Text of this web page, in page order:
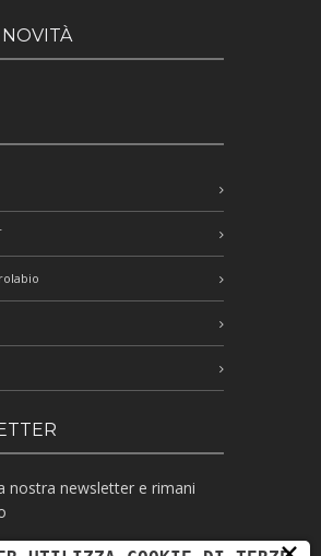
nostra newsletter e rimani